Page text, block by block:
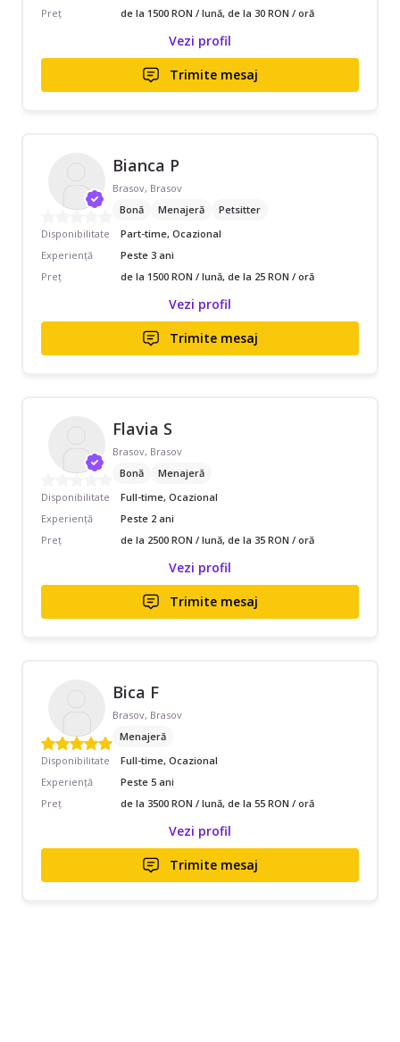
Preț
de la 1500 RON / lună, de la 30 RON / oră
Vezi profil
Trimite mesaj
Bianca P
Brasov, Brasov
Bonă
Menajeră
Petsitter
Disponibilitate
Part-time, Ocazional
Experiență
Peste 3 ani
Preț
de la 1500 RON / lună, de la 25 RON / oră
Vezi profil
Trimite mesaj
Flavia S
Brasov, Brasov
Bonă
Menajeră
Disponibilitate
Full-time, Ocazional
Experiență
Peste 2 ani
Preț
de la 2500 RON / lună, de la 35 RON / oră
Vezi profil
Trimite mesaj
Bica F
Brasov, Brasov
Menajeră
Disponibilitate
Full-time, Ocazional
Experiență
Peste 5 ani
Preț
de la 3500 RON / lună, de la 55 RON / oră
Vezi profil
Trimite mesaj